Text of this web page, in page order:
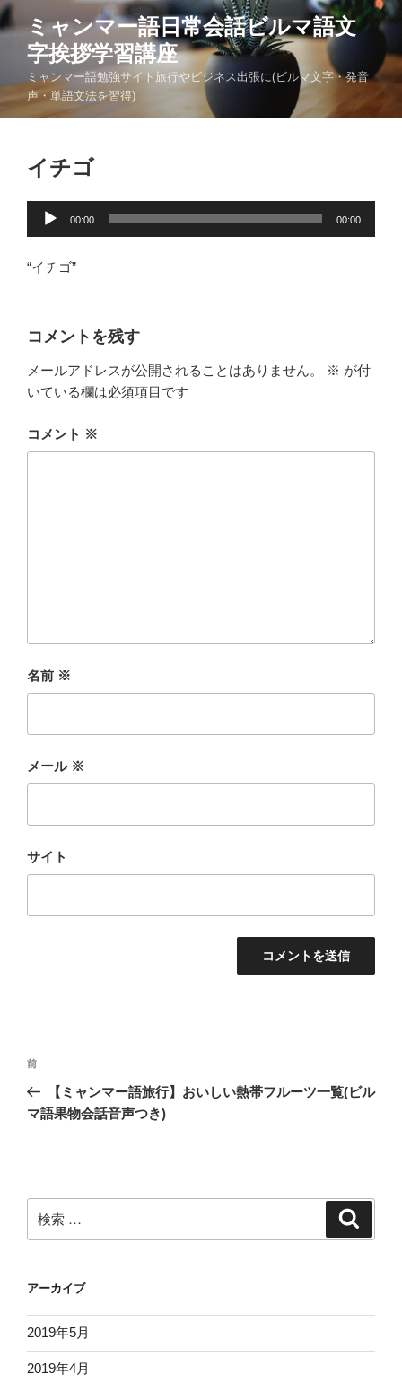
コ
ン
へ
ミャンマー語日常会話ビルマ語文
字挨拶学習講座
ミャンマー語勉強サイト旅行やビジネス出張に(ビルマ文字・発音
声・単語文法を習得)
イチゴ
レ
ー
00:00 00:00
“イチゴ”
コメントを残す
メールアドレスが公開されることはありません。 ※ が付
いている欄は必須項目です
コメント ※
名前 ※
メール ※
サイト
投
ナ
シ
ョ
過
去
の
前
【ミャンマー語旅行】おいしい熱帯フルーツ一覧(ビル
マ語果物会話音声つき)
索:
アーカイブ
2019年5月
2019年4月